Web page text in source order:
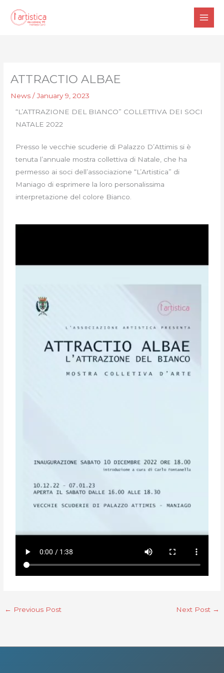
ATTRACTIO ALBAE
News /January 9, 2023
“L’ATTRAZIONE DEL BIANCO” COLLETTIVA DEI SOCI
NATALE 2022
Presso le vecchie scuderie di Palazzo D’Attimis si è
tenuta l’annuale mostra collettiva di Natale, che ha
permesso ai soci dell’associazione “L’Artistica” di
Maniago di esprimere la loro personalissima
interpretazione del colore Bianco.
← Previous Post Next Post →